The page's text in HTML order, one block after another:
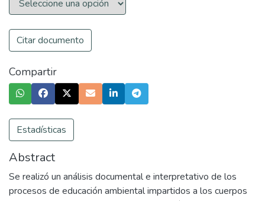
Citar documento
Compartir
Estadísticas
Abstract
Se realizó un análisis documental e interpretativo de los
procesos de educación ambiental impartidos a los cuerpos